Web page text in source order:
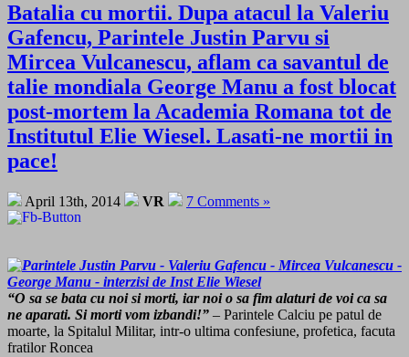
Batalia cu mortii. Dupa atacul la Valeriu
Gafencu, Parintele Justin Parvu si
Mircea Vulcanescu, aflam ca savantul de
talie mondiala George Manu a fost blocat
post-mortem la Academia Romana tot de
Institutul Elie Wiesel. Lasati-ne mortii in
pace!
April 13th, 2014 VR 7 Comments »
“O sa se bata cu noi si morti, iar noi o sa fim alaturi de voi ca sa
ne aparati. Si morti vom izbandi!” – Parintele Calciu pe patul de
moarte, la Spitalul Militar, intr-o ultima confesiune, profetica, facuta
fratilor Roncea